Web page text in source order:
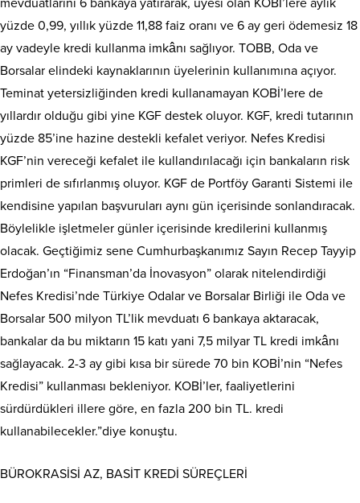
mevduatlarını 6 bankaya yatırarak, üyesi olan KOBİ’lere aylık
yüzde 0,99, yıllık yüzde 11,88 faiz oranı ve 6 ay geri ödemesiz 18
ay vadeyle kredi kullanma imkânı sağlıyor. TOBB, Oda ve
Borsalar elindeki kaynaklarının üyelerinin kullanımına açıyor.
Teminat yetersizliğinden kredi kullanamayan KOBİ’lere de
yıllardır olduğu gibi yine KGF destek oluyor. KGF, kredi tutarının
yüzde 85’ine hazine destekli kefalet veriyor. Nefes Kredisi
KGF’nin vereceği kefalet ile kullandırılacağı için bankaların risk
primleri de sıfırlanmış oluyor. KGF de Portföy Garanti Sistemi ile
kendisine yapılan başvuruları aynı gün içerisinde sonlandıracak.
Böylelikle işletmeler günler içerisinde kredilerini kullanmış
olacak. Geçtiğimiz sene Cumhurbaşkanımız Sayın Recep Tayyip
Erdoğan’ın “Finansman’da İnovasyon” olarak nitelendirdiği
Nefes Kredisi’nde Türkiye Odalar ve Borsalar Birliği ile Oda ve
Borsalar 500 milyon TL’lik mevduatı 6 bankaya aktaracak,
bankalar da bu miktarın 15 katı yani 7,5 milyar TL kredi imkânı
sağlayacak. 2-3 ay gibi kısa bir sürede 70 bin KOBİ’nin “Nefes
Kredisi” kullanması bekleniyor. KOBİ’ler, faaliyetlerini
sürdürdükleri illere göre, en fazla 200 bin TL. kredi
kullanabilecekler.”diye konuştu.
BÜROKRASİSİ AZ, BASİT KREDİ SÜREÇLERİ